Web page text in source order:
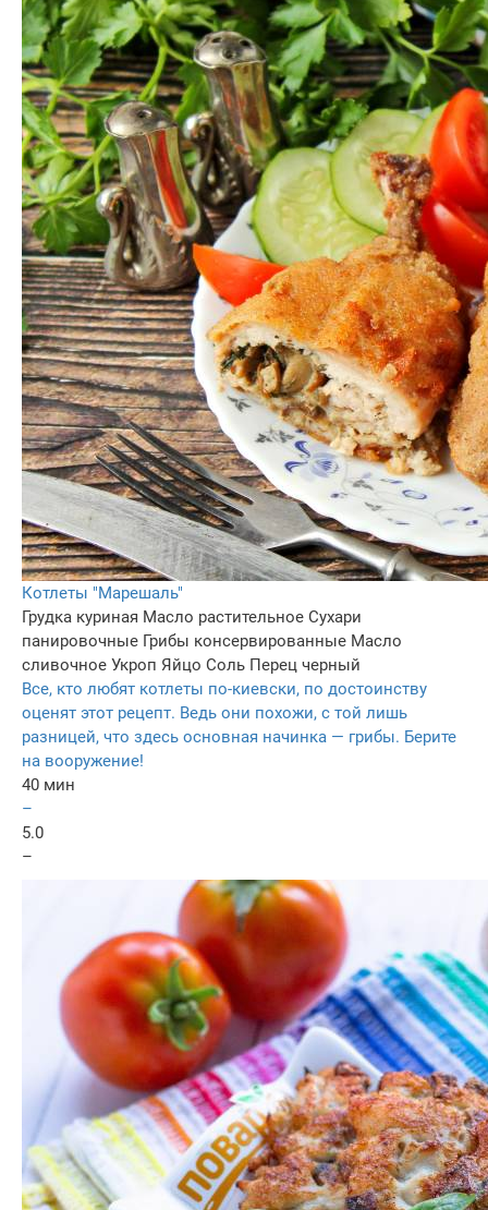
Котлеты "Марешаль"
Грудка куриная Масло растительное Сухари
панировочные Грибы консервированные Масло
сливочное Укроп Яйцо Соль Перец черный
Все, кто любят котлеты по-киевски, по достоинству
оценят этот рецепт. Ведь они похожи, с той лишь
разницей, что здесь основная начинка — грибы. Берите
на вооружение!
40 мин
–
5.0
–